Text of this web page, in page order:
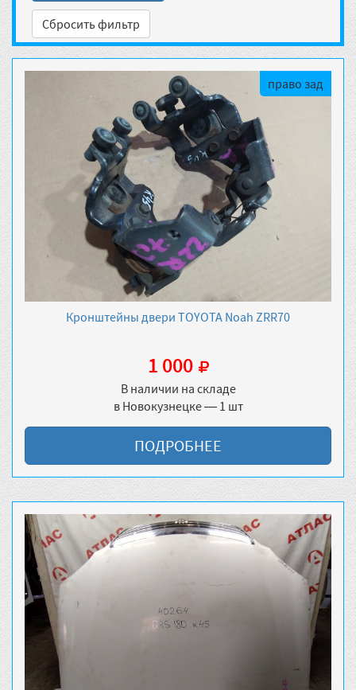
Сбросить фильтр
право зад
Кронштейны двери TOYOTA Noah ZRR70
1 000
В наличии на складе
в Новокузнецке — 1 шт
ПОДРОБНЕЕ